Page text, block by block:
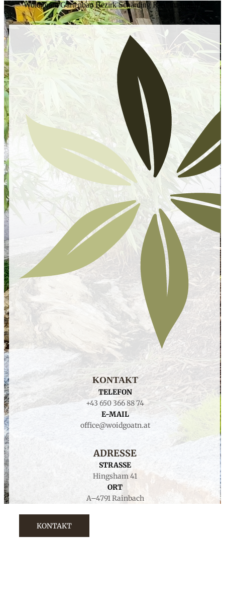
Woidgoatn Gartenbau Bezirk Schärding Ried im Innkreis
KONTAKT
TELEFON
+43 650 366 88 74
E-MAIL
office@woidgoatn.at
ADRESSE
STRASSE
Hingsham 41
ORT
A–4791 Rainbach
KONTAKT